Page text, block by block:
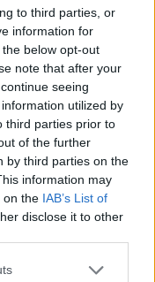
to third parties, or
information for
below opt-out
note that after your
seeing
utilized by
third parties prior to
of the further
by third parties on the
information may
on the IAB’s List of
disclose it to other